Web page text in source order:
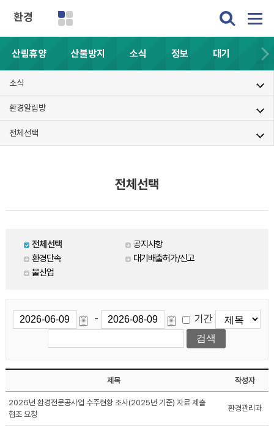
환경
산림휴양 산불방지 소식 정보 대기
소식
환경알림방
전체선택
전체선택
전체선택
공지사항
환경단속
대기배출허가/신고
물산업
- 기간
제목 작성자
2026년 환경전문공사업 수주현황 조사(2025년 기준) 자료 제출
협조 요청
환경관리과